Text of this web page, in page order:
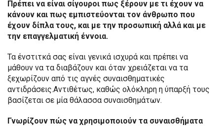
Πρέπει να είναι σίγουροι πως ξέρουν με τι έχουν να
κάνουν και πως εμπιστεύονται τον άνθρωπο που
έχουν δίπλα τους, και με την προσωπική αλλά και με
την επαγγελματική έννοια.
Τα ένστιτκά σας είναι γενικά ισχυρά και πρέπει να
μάθουν να τα διαβάζουν και όταν χρειάζεται να τα
ξεχωρίζουν από τις αγνές συναισθηματικές
αντιδράσεις.Αντιθέτως, καθώς ολόκληρη η ύπαρξή τους
βασίζεται σε μία θάλασσα συναισθημάτων.
Γνωρίζουν πώς να χρησιμοποιούν τα συναισθήματα